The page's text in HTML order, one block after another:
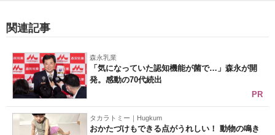
関連記事
森永乳業
「気になっていた認知機能が菌で…」森永が開
発。感動の70代続出
PR
タカラトミー｜Hugkum
おかたづけもできる点がうれしい！ 動物の鳴き